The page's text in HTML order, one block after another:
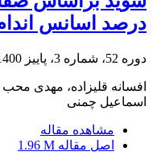
درصد اسانس
دوره 52، شماره 3، پاییز 1400، صفحه
افسانه قلیزاده، مهدی
اسماعیل چمنی
مشاهده مقاله
اصل مقاله 1.96 M